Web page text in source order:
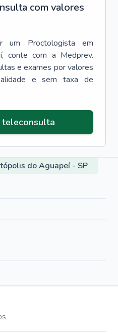
com valores
um Proctologista
em
, conte com a Medprev.
e exames por valores
e sem taxa de
do Aguapeí - SP